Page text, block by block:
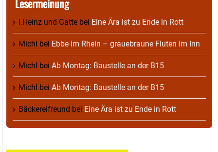
Lesermeinung
I.Heinz und Gatte bei Eine Ära ist zu Ende in Rott
Michl bei Ebbe im Rhein – grauebraune Fluten im Inn
Michl bei Ab Montag: Baustelle an der B15
Michl bei Ab Montag: Baustelle an der B15
Bäckereifreund bei Eine Ära ist zu Ende in Rott